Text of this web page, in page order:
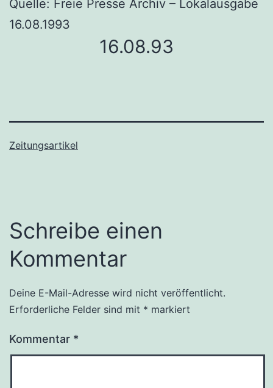
Quelle: Freie Presse Archiv – Lokalausgabe
16.08.1993
16.08.93
Zeitungsartikel
Schreibe einen
Kommentar
Deine E-Mail-Adresse wird nicht veröffentlicht.
Erforderliche Felder sind mit * markiert
Kommentar *